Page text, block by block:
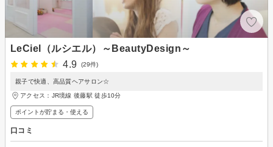
LeCiel（ルシエル）～BeautyDesign～
4.9
(29件)
親子で快適、高品質ヘアサロン☆
アクセス：JR境線 後藤駅 徒歩10分
ポイントが貯まる・使える
口コミ